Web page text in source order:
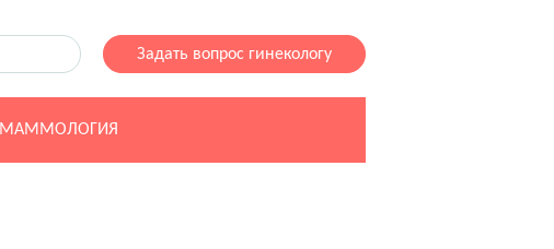
Задать вопрос гинекологу
МАММОЛОГИЯ